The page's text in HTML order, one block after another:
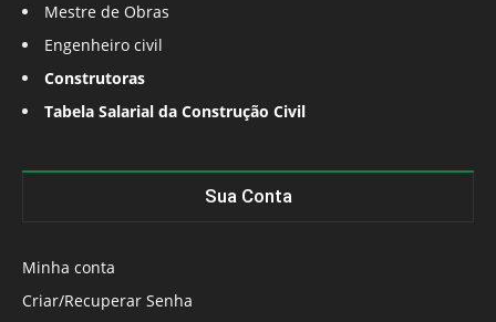
Mestre de Obras
Engenheiro civil
Construtoras
Tabela Salarial da Construção Civil
Sua Conta
Minha conta
Criar/Recuperar Senha